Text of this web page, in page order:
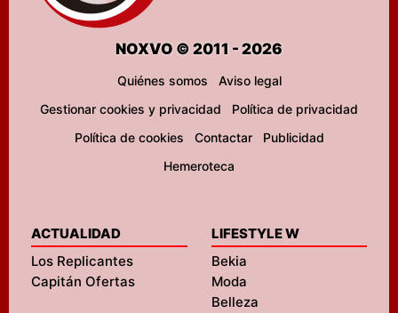
NOXVO © 2011 - 2026
Quiénes somos
Aviso legal
Gestionar cookies y privacidad
Política de privacidad
Política de cookies
Contactar
Publicidad
Hemeroteca
ACTUALIDAD
Los Replicantes
Capitán Ofertas
LIFESTYLE W
Bekia
Moda
Belleza